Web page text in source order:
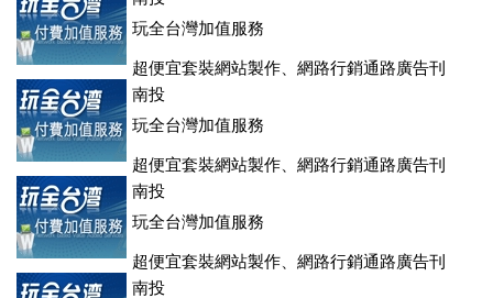
玩全台灣加值服務
超便宜套裝網站製作、網路行銷通路廣告刊
登、訂房系統、客房委託旅行社銷售，全面優惠中....
南投
玩全台灣加值服務
超便宜套裝網站製作、網路行銷通路廣告刊
登、訂房系統、客房委託旅行社銷售，全面優惠中....
南投
玩全台灣加值服務
超便宜套裝網站製作、網路行銷通路廣告刊
登、訂房系統、客房委託旅行社銷售，全面優惠中....
南投